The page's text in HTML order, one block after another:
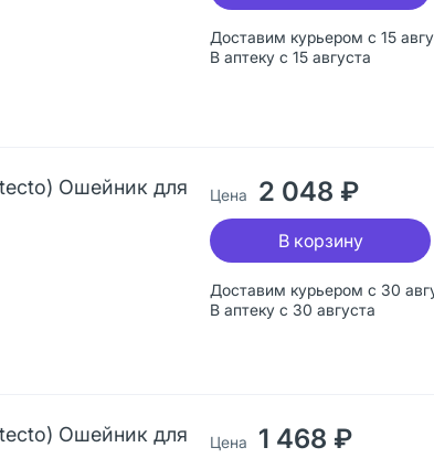
Доставим курьером с 15
В аптеку с 15 августа
Ошейник для
Доставим курьером с 30
В аптеку с 30 августа
Цена 2 048 ₽
В корзину
Ошейник для
Цена 1 468 ₽